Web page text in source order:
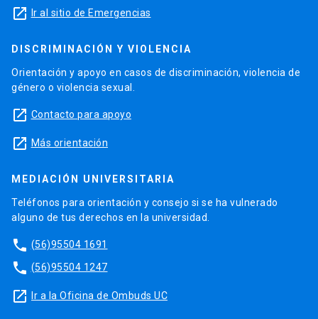
launch Ir al sitio de Emergencias
DISCRIMINACIÓN Y VIOLENCIA
Orientación y apoyo en casos de discriminación, violencia de
género o violencia sexual.
launch Contacto para apoyo
launch Más orientación
MEDIACIÓN UNIVERSITARIA
Teléfonos para orientación y consejo si se ha vulnerado
alguno de tus derechos en la universidad.
phone (56)95504 1691
phone (56)95504 1247
launch Ir a la Oficina de Ombuds UC